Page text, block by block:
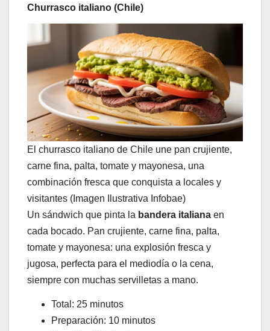
Churrasco italiano (Chile)
El churrasco italiano de Chile une pan crujiente,
carne fina, palta, tomate y mayonesa, una
combinación fresca que conquista a locales y
visitantes (Imagen Ilustrativa Infobae)
Un sándwich que pinta la bandera italiana en
cada bocado. Pan crujiente, carne fina, palta,
tomate y mayonesa: una explosión fresca y
jugosa, perfecta para el mediodía o la cena,
siempre con muchas servilletas a mano.
Total: 25 minutos
Preparación: 10 minutos